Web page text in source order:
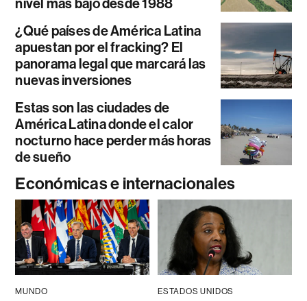
nivel más bajo desde 1988
¿Qué países de América Latina
apuestan por el fracking? El
panorama legal que marcará las
nuevas inversiones
Estas son las ciudades de
América Latina donde el calor
nocturno hace perder más horas
de sueño
Económicas e internacionales
MUNDO ESTADOS UNIDOS